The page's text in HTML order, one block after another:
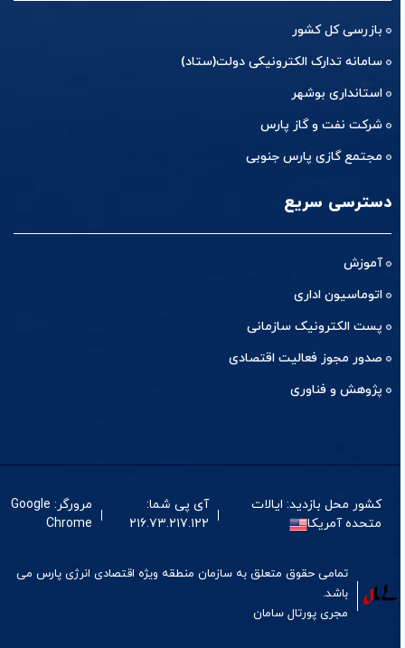
بازرسی کل کشور
سامانه تدارک الکترونیکی دولت(ستاد)
استانداری بوشهر
شرکت نفت و گاز پارس
مجتمع گازی پارس جنوبی
دسترسی سریع
آموزش
اتوماسیون اداری
پست الکترونیک سازمانی
صدور مجوز فعالیت اقتصادی
پژوهش و فناوری
کشور محل بازدید: ایالات
متحده آمریکا
آی پی شما:
۲۱۶.۷۳.۲۱۷.۱۲۲
مرورگر: Google
Chrome
تمامی حقوق متعلق به سازمان منطقه ویژه اقتصادی انرژی پارس می
باشد.
مجری پورتال سامان